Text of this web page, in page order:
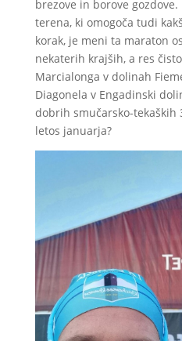
brezove in borove
terena, ki omogoča tudi
korak, je meni ta maraton
nekaterih krajših, a res
Marcialonga v dolinah
Diagonela v Engadinski
dobrih smučarsko-tekaških
letos januarja?